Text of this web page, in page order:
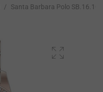
/ Santa Barbara Polo